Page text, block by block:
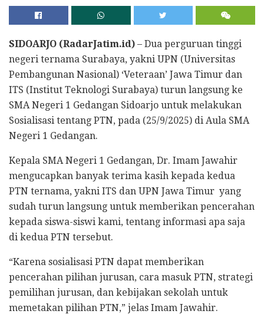
SIDOARJO (RadarJatim.id) – Dua perguruan tinggi
negeri ternama Surabaya, yakni UPN (Universitas
Pembangunan Nasional) ‘Veteraan’ Jawa Timur dan
ITS (Institut Teknologi Surabaya) turun langsung ke
SMA Negeri 1 Gedangan Sidoarjo untuk melakukan
Sosialisasi tentang PTN, pada (25/9/2025) di Aula SMA
Negeri 1 Gedangan.
Kepala SMA Negeri 1 Gedangan, Dr. Imam Jawahir
mengucapkan banyak terima kasih kepada kedua
PTN ternama, yakni ITS dan UPN Jawa Timur yang
sudah turun langsung untuk memberikan pencerahan
kepada siswa-siswi kami, tentang informasi apa saja
di kedua PTN tersebut.
“Karena sosialisasi PTN dapat memberikan
pencerahan pilihan jurusan, cara masuk PTN, strategi
pemilihan jurusan, dan kebijakan sekolah untuk
memetakan pilihan PTN,” jelas Imam Jawahir.